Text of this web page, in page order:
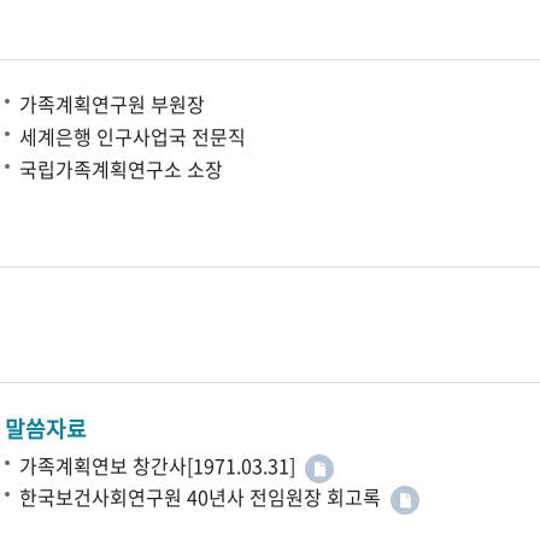
가족계획연구원 부원장
세계은행 인구사업국 전문직
국립가족계획연구소 소장
말씀자료
가족계획연보 창간사[1971.03.31]
한국보건사회연구원 40년사 전임원장 회고록